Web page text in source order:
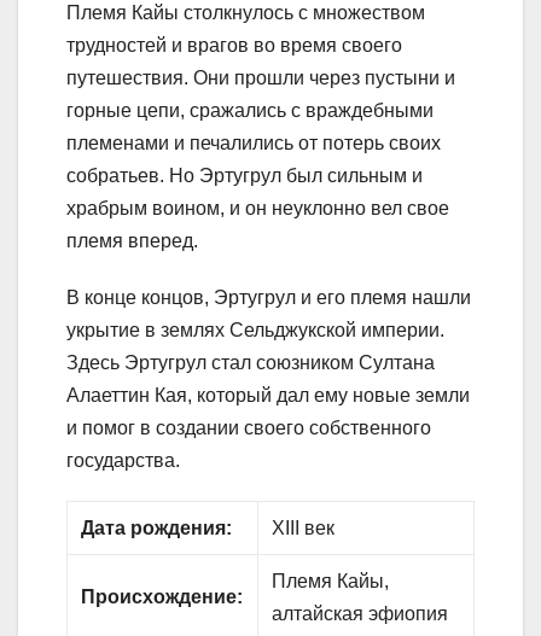
Племя Кайы столкнулось с множеством
трудностей и врагов во время своего
путешествия. Они прошли через пустыни и
горные цепи, сражались с враждебными
племенами и печалились от потерь своих
собратьев. Но Эртугрул был сильным и
храбрым воином, и он неуклонно вел свое
племя вперед.
В конце концов, Эртугрул и его племя нашли
укрытие в землях Сельджукской империи.
Здесь Эртугрул стал союзником Султана
Алаеттин Кая, который дал ему новые земли
и помог в создании своего собственного
государства.
Дата рождения: XIII век
Происхождение:
Племя Кайы,
алтайская эфиопия